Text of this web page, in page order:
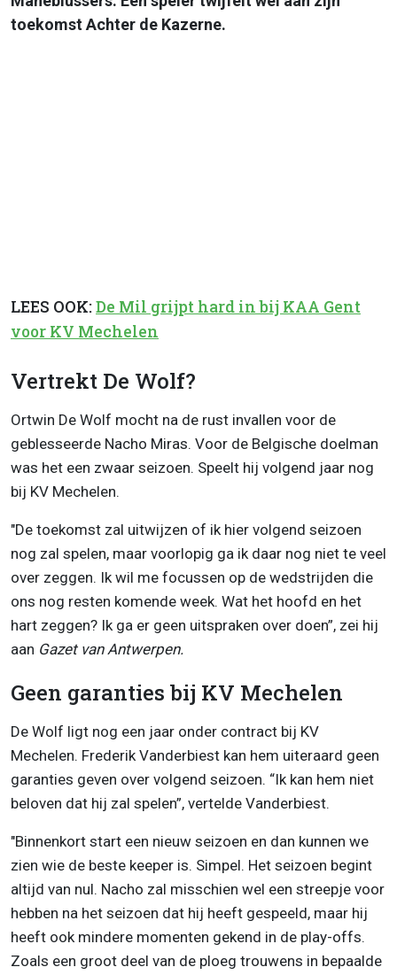
toekomst Achter de Kazerne.
LEES OOK:De Mil grijpt hard in bij KAA Gent
voor KV Mechelen
Vertrekt De Wolf?
Ortwin De Wolf mocht na de rust invallen voor de
geblesseerde Nacho Miras. Voor de Belgische doelman
was het een zwaar seizoen. Speelt hij volgend jaar nog
bij KV Mechelen.
"De toekomst zal uitwijzen of ik hier volgend seizoen
nog zal spelen, maar voorlopig ga ik daar nog niet te veel
over zeggen. Ik wil me focussen op de wedstrijden die
ons nog resten komende week. Wat het hoofd en het
hart zeggen? Ik ga er geen uitspraken over doen”, zei hij
aan Gazet van Antwerpen.
Geen garanties bij KV Mechelen
De Wolf ligt nog een jaar onder contract bij KV
Mechelen. Frederik Vanderbiest kan hem uiteraard geen
garanties geven over volgend seizoen. “Ik kan hem niet
beloven dat hij zal spelen”, vertelde Vanderbiest.
"Binnenkort start een nieuw seizoen en dan kunnen we
zien wie de beste keeper is. Simpel. Het seizoen begint
altijd van nul. Nacho zal misschien wel een streepje voor
hebben na het seizoen dat hij heeft gespeeld, maar hij
heeft ook mindere momenten gekend in de play-offs.
Zoals een groot deel van de ploeg trouwens in bepaalde